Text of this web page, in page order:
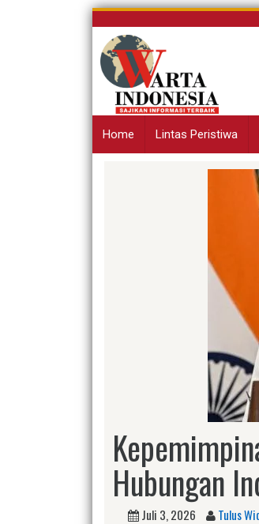
Skip
content
Home Lintas Peristiwa
Hubungan
Juli 3, 2026 Tulus